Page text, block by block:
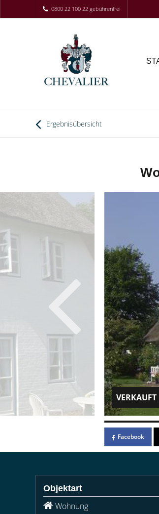
0800 22 100 22 gebührenfrei
Ergebnisübersicht
VERKAUFT
Facebook
Objektart
Wohnung